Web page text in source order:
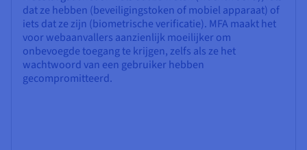
dat ze hebben (beveiligingstoken of mobiel apparaat) of
iets dat ze zijn (biometrische verificatie). MFA maakt het
voor webaanvallers aanzienlijk moeilijker om
onbevoegde toegang te krijgen, zelfs als ze het
wachtwoord van een gebruiker hebben
gecompromitteerd.